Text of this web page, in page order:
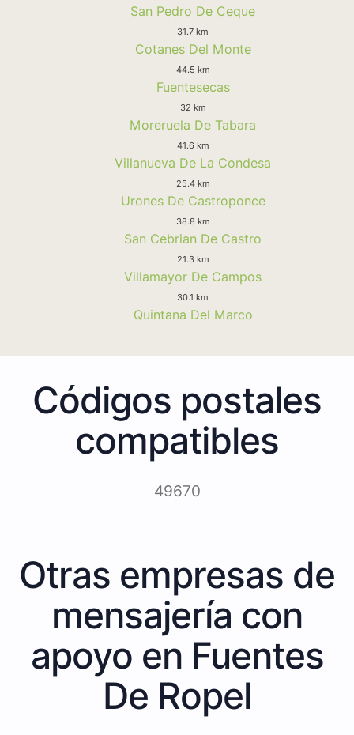
San Pedro De Ceque
31.7 km
Cotanes Del Monte
44.5 km
Fuentesecas
32 km
Moreruela De Tabara
41.6 km
Villanueva De La Condesa
25.4 km
Urones De Castroponce
38.8 km
San Cebrian De Castro
21.3 km
Villamayor De Campos
30.1 km
Quintana Del Marco
Códigos postales
compatibles
49670
Otras empresas de
mensajería con
apoyo en Fuentes
De Ropel